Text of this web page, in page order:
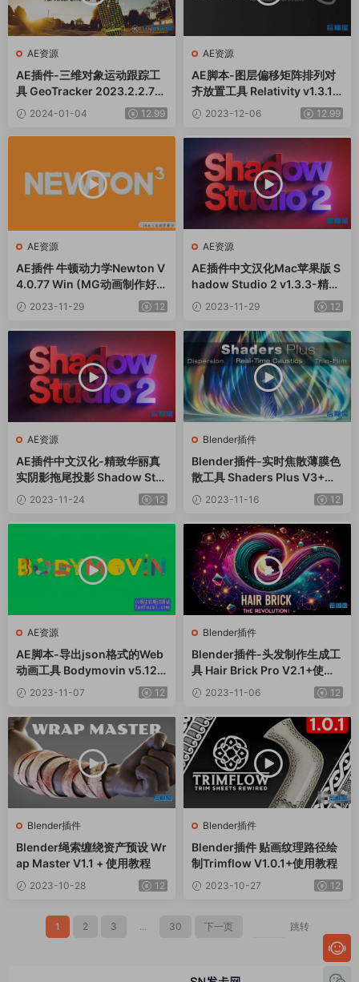
AE资源
AE插件-三维对象运动跟踪工
具 GeoTracker 2023.2.2.716
Win+使用教程
2024-01-04 12.99
AE资源
AE脚本-图层偏移矩阵排列对
齐放置工具 Relativity v1.3.1
+使用教程
2023-12-06 12.99
AE资源
AE插件 牛顿动力学Newton V
4.0.77 Win (MG动画制作好伴
侣)2023-11-29 12
AE资源
AE插件中文汉化Mac苹果版 S
hadow Studio 2 v1.3.3-精致
华丽真实阴影拖尾投影
2023-11-29 12
AE资源
AE插件中文汉化-精致华丽真
实阴影拖尾投影 Shadow Stu
dio 3 v1.0.0 Win+使用教程
2023-11-24 12
Blender插件
Blender插件-实时焦散薄膜色
散工具 Shaders Plus V3+使
用教程
2023-11-16 12
AE资源
AE脚本-导出json格式的Web
动画工具 Bodymovin v5.12.1
Win/Mac
2023-11-07 12
Blender插件
Blender插件-头发制作生成工
具 Hair Brick Pro V2.1+使用
教程2023-11-06 12
Blender插件
Blender绳索缠绕资产预设 Wr
ap Master V1.1 + 使用教程
2023-10-28 12
Blender插件
Blender插件 贴画纹理路径绘
制Trimflow V1.0.1+使用教程
2023-10-27 12
1 2 3 ... 30 下一页 跳转